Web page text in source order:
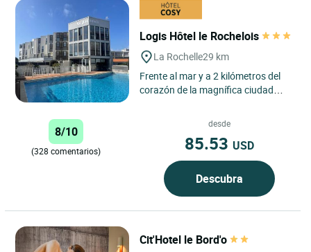
Logis Hôtel le Rochelois
La Rochelle29 km
Frente al mar y a 2 kilómetros del
corazón de la magnífica ciudad
Hôtel Le Rochelois...
8/10
(328 comentarios)
desde
85.53 USD
Descubra
Cit'Hotel le Bord'o